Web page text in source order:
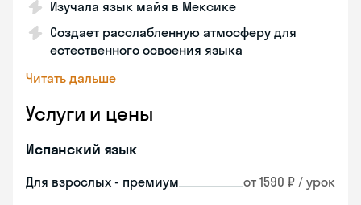
Изучала язык майя в Мексике
Создает расслабленную атмосферу для
естественного освоения языка
Читать дальше
Услуги и цены
Испанский язык
Для взрослых - премиум от 1590 ₽ / урок